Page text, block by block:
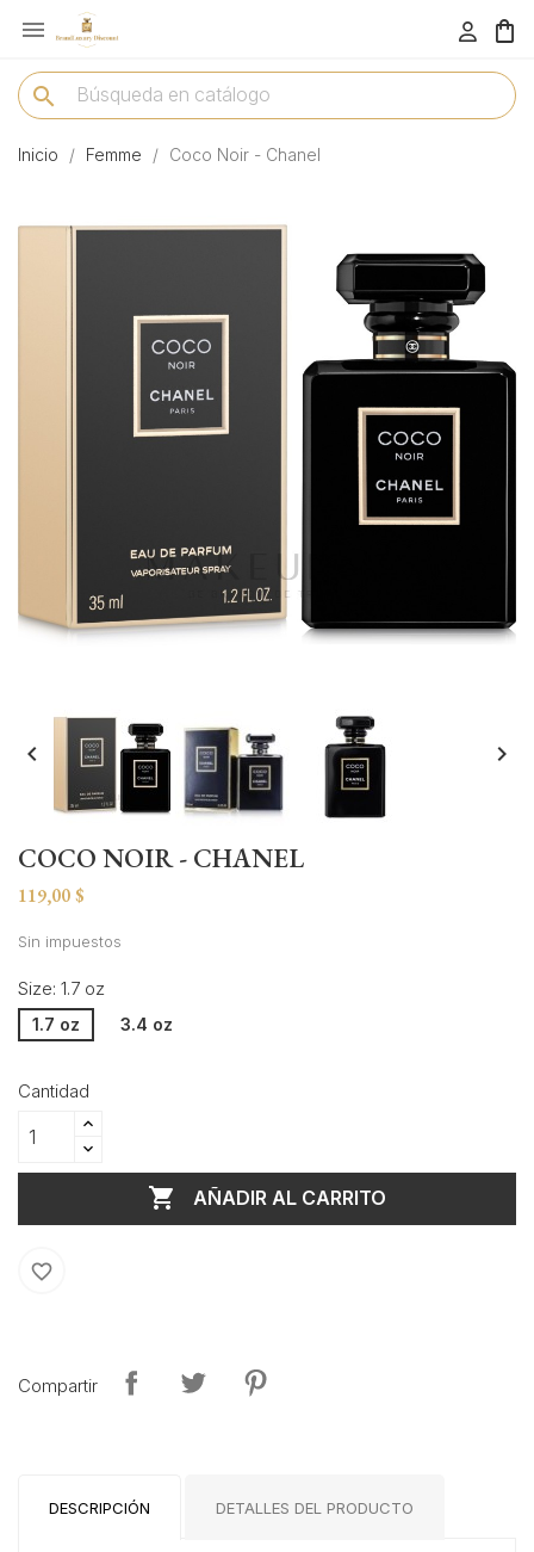
menu 
search
Inicio Femme Coco Noir - Chanel
 
COCO NOIR - CHANEL
119,00 $
Sin impuestos
Size: 1.7 oz
1.7 oz 3.4 oz
Cantidad
 AÑADIR AL CARRITO
favorite_border
Compartir
DESCRIPCIÓN DETALLES DEL PRODUCTO